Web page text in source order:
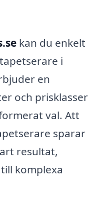
kan du enkelt
i
en
och prisklasser
val. Att
sparar
resultat,
komplexa